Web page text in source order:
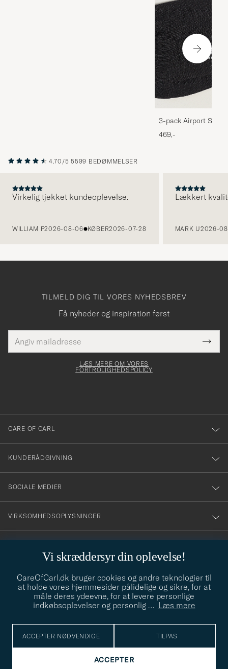
3-pack Airport
Melange
469,-
4.70/5 5599 BEDØMMELSER
Virkelig tjekket kundeoplevelse.
WILLIAM P2026-08-06 KØBER2026-07-28
Lækkert
MARK U2026-
Vi skræddersyr din oplevelse!
CareOfCarl.dk bruger cookies og andre teknologier til
at holde vores hjemmesider pålidelige og sikre, for at
måle deres ydeevne, for at levere personlige
indkøbsoplevelser og personlig … Læs mere
ACCEPTER NØDVENDIGE TILPAS
ACCEPTER
TILMELD DIG TIL VORES NYHEDSBREV
Få nyheder og inspiration først
mailadresse
skal
Tack
för
dig
till
vårt
nyhetsbrev!
LÆS MERE OM VORES
FORTROLIGHEDSPOLICY
CARE OF CARL
KUNDERÅDGIVNING
SOCIALE MEDIER
VIRKSOMHEDSOPLYSNINGER
info@careofcarl.dk
Behøver du hjælp til at finde din stil? Lad os hjælpe dig, vi hjælper
gerne til!
STILRÅD